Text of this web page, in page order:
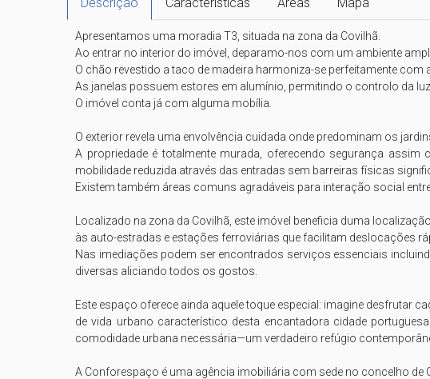
Apresentamos uma moradia T3, situada na zona da Covilhã.
Ao entrar no interior do imóvel, deparamo-nos com um ambiente
O chão revestido a taco de madeira harmoniza-se perfeitamente
As janelas possuem estores em alumínio, permitindo o controlo da
O imóvel conta já com alguma mobília.
O exterior revela uma envolvência cuidada onde predominam os
A propriedade é totalmente murada, oferecendo segurança
mobilidade reduzida através das entradas sem barreiras físicas
Existem também áreas comuns agradáveis para interação social
Localizado na zona da Covilhã, este imóvel beneficia duma
às auto-estradas e estações ferroviárias que facilitam deslocações
Nas imediações podem ser encontrados serviços essenciais
diversas aliciando todos os gostos.
Este espaço oferece ainda aquele toque especial: imagine desfrutar
de vida urbano característico desta encantadora cidade
comodidade urbana necessária—um verdadeiro refúgio
A Conforespaço é uma agência imobiliária com sede no concelho de